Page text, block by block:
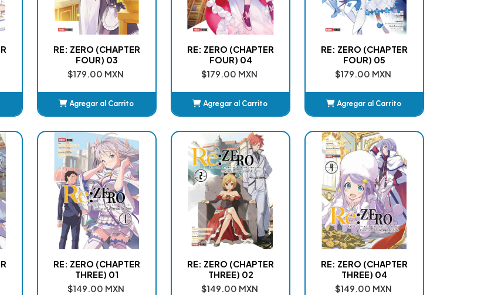
RE: ZERO (CHAPTER
FOUR) 03
$179.00 MXN
Agregar al Carrito
RE: ZERO (CHAPTER
FOUR) 04
$179.00 MXN
Agregar al Carrito
RE: ZERO (CHAPTER
FOUR) 05
$179.00 MXN
Agregar al Carrito
RE: ZERO (CHAPTER
THREE) 01
$149.00 MXN
RE: ZERO (CHAPTER
THREE) 02
$149.00 MXN
RE: ZERO (CHAPTER
THREE) 04
$149.00 MXN